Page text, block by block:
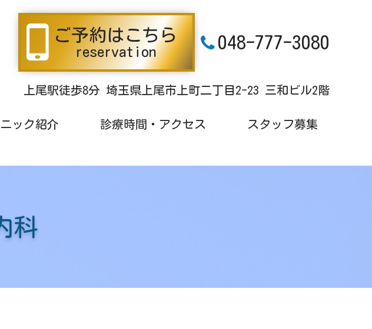
ご予約はこちら
reservation 048-777-3080
上尾駅徒歩8分 埼玉県上尾市上町二丁目2-23 三和ビル2階
ック紹介 診療時間・アクセス スタッフ募集
科